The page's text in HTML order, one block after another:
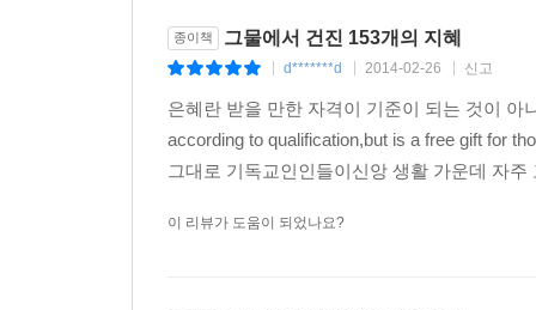
종이책 그물에서 건진 153개의 지혜
d*******d 2014-02-26 신고
은혜란 받을 만한 자격이 기준이 되는 것이 아
according to qualification,but is a free gift for
그대로 기독교인인들이신앙 생활 가운데 자
이 리뷰가 도움이 되었나요?